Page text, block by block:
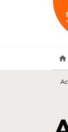
home